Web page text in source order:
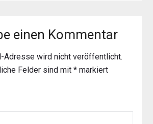
einen Kommentar
Adresse wird nicht veröffentlicht.
Felder sind mit *markiert